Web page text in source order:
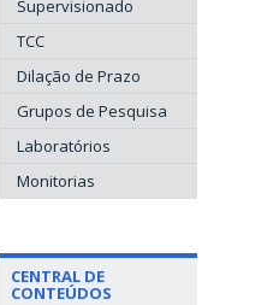
Supervisionado
TCC
Dilação de Prazo
Grupos de Pesquisa
Laboratórios
Monitorias
CENTRAL DE
CONTEÚDOS